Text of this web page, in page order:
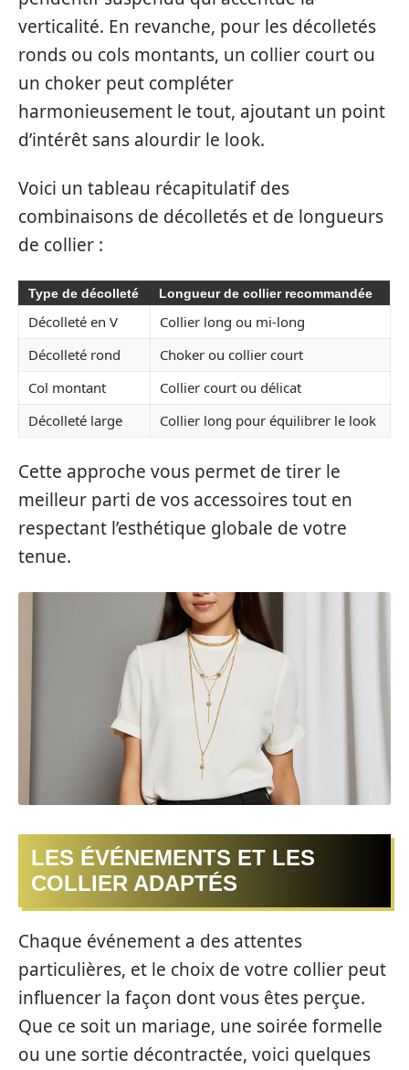
verticalité. En revanche, pour les décolletés
ronds ou cols montants, un collier court ou
un choker peut compléter
harmonieusement le tout, ajoutant un point
d’intérêt sans alourdir le look.
Voici un tableau récapitulatif des
combinaisons de décolletés et de longueurs
de collier :
Type de décolleté Longueur de collier recommandée
Décolleté en V
Collier long ou mi-long
Décolleté rond
Choker ou collier court
Col montant
Collier court ou délicat
Décolleté large
Collier long pour équilibrer le look
Cette approche vous permet de tirer le
meilleur parti de vos accessoires tout en
respectant l’esthétique globale de votre
tenue.
LES ÉVÉNEMENTS ET LES
COLLIER ADAPTÉS
Chaque événement a des attentes
particulières, et le choix de votre collier peut
influencer la façon dont vous êtes perçue.
Que ce soit un mariage, une soirée formelle
ou une sortie décontractée, voici quelques